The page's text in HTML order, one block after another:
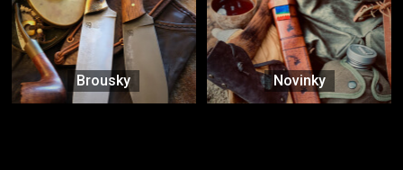
Brousky Novinky